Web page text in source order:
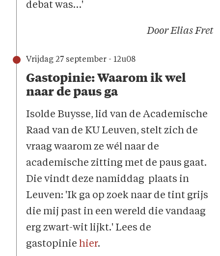
debat was…'
Door Elias Fret
Vrijdag 27 september - 12u08
Gastopinie: Waarom ik wel
naar de paus ga
Isolde Buysse, lid van de Academische
Raad van de KU Leuven, stelt zich de
vraag waarom ze wél naar de
academische zitting met de paus gaat.
Die vindt deze namiddag plaats in
Leuven: 'Ik ga op zoek naar de tint grijs
die mij past in een wereld die vandaag
erg zwart-wit lijkt.' Lees de
gastopiniehier.